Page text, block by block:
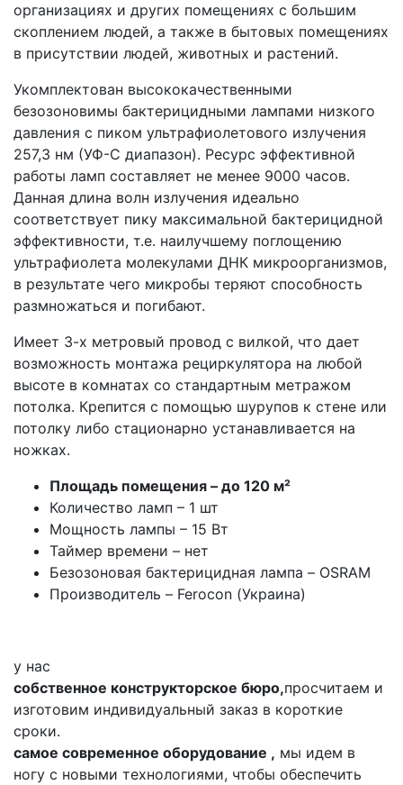
организациях и других помещениях с большим
скоплением людей, а также в бытовых помещениях
в присутствии людей, животных и растений.
Укомплектован высококачественными
безозоновимы бактерицидными лампами низкого
давления с пиком ультрафиолетового излучения
257,3 нм (УФ-С диапазон). Ресурс эффективной
работы ламп составляет не менее 9000 часов.
Данная длина волн излучения идеально
соответствует пику максимальной бактерицидной
эффективности, т.е. наилучшему поглощению
ультрафиолета молекулами ДНК микроорганизмов,
в результате чего микробы теряют способность
размножаться и погибают.
Имеет 3-х метровый провод с вилкой, что дает
возможность монтажа рециркулятора на любой
высоте в комнатах со стандартным метражом
потолка. Крепится с помощью шурупов к стене или
потолку либо стационарно устанавливается на
ножках.
Площадь помещения – до 120 м²
Количество ламп – 1 шт
Мощность лампы – 15 Вт
Таймер времени – нет
Безозоновая бактерицидная лампа – OSRAM
Производитель – Ferocon (Украина)
у нас
собственное конструкторское бюро,просчитаем и
изготовим индивидуальный заказ в короткие
сроки.
самое современное оборудование , мы идем в
ногу с новыми технологиями, чтобы обеспечить